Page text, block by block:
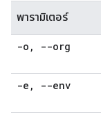
พารามิเตอร์
-o , --org
-e , --env